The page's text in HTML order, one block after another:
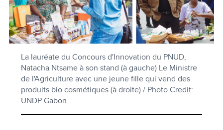
La lauréate du Concours d'Innovation du PNUD,
Natacha Ntsame à son stand (à gauche) Le Ministre
de l'Agriculture avec une jeune fille qui vend des
produits bio cosmétiques (à droite) / Photo Credit:
UNDP Gabon